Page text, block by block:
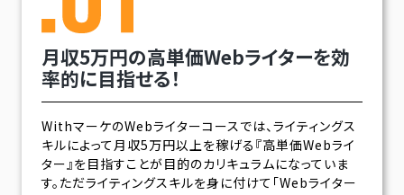
月収5万円の高単価Webライターを効
率的に目指せる！
WithマーケのWebライターコースでは、ライティングス
キルによって月収5万円以上を稼げる『高単価Webライ
ター』を目指すことが目的のカリキュラムになっていま
す。ただライティングスキルを身に付けて「Webライター